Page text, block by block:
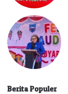
Berita Populer